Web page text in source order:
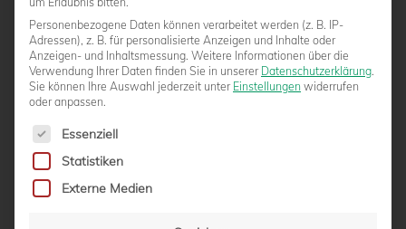
MISSION TITELVERTEIDIGUNG –
Personenbezogene Daten können verarbeitet werden (z. B. IP-
Adressen), z. B. für personalisierte Anzeigen und Inhalte oder
Anzeigen- und Inhaltsmessung. Weitere Informationen über die
Verwendung Ihrer Daten finden Sie in unserer Datenschutzerklärung.
Sie können Ihre Auswahl jederzeit unter Einstellungen widerrufen
oder anpassen.
Es folgt eine Liste der Service-Gruppen, für die eine
Essenziell
Statistiken
Externe Medien